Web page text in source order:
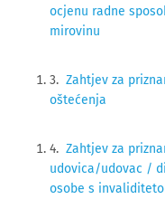
ocjenu radne
mirovinu
3. Zahtjev za
oštećenja
4. Zahtjev za
udovica/udovac /
osobe s